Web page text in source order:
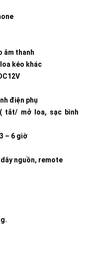
âm thanh
kéo khác
điện phụ
tắt/ mở loa, sạc bình
– 6 giờ
nguồn, remote